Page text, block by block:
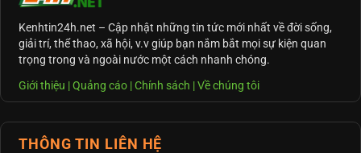
Kenhtin24h.net – Cập nhật những tin tức mới nhất về đời sống,
giải trí, thể thao, xã hội, v.v giúp bạn nắm bắt mọi sự kiện quan
trọng trong và ngoài nước một cách nhanh chóng.
Giới thiệu |Quảng cáo |Chính sách |Về chúng tôi
THÔNG TIN LIÊN HỆ